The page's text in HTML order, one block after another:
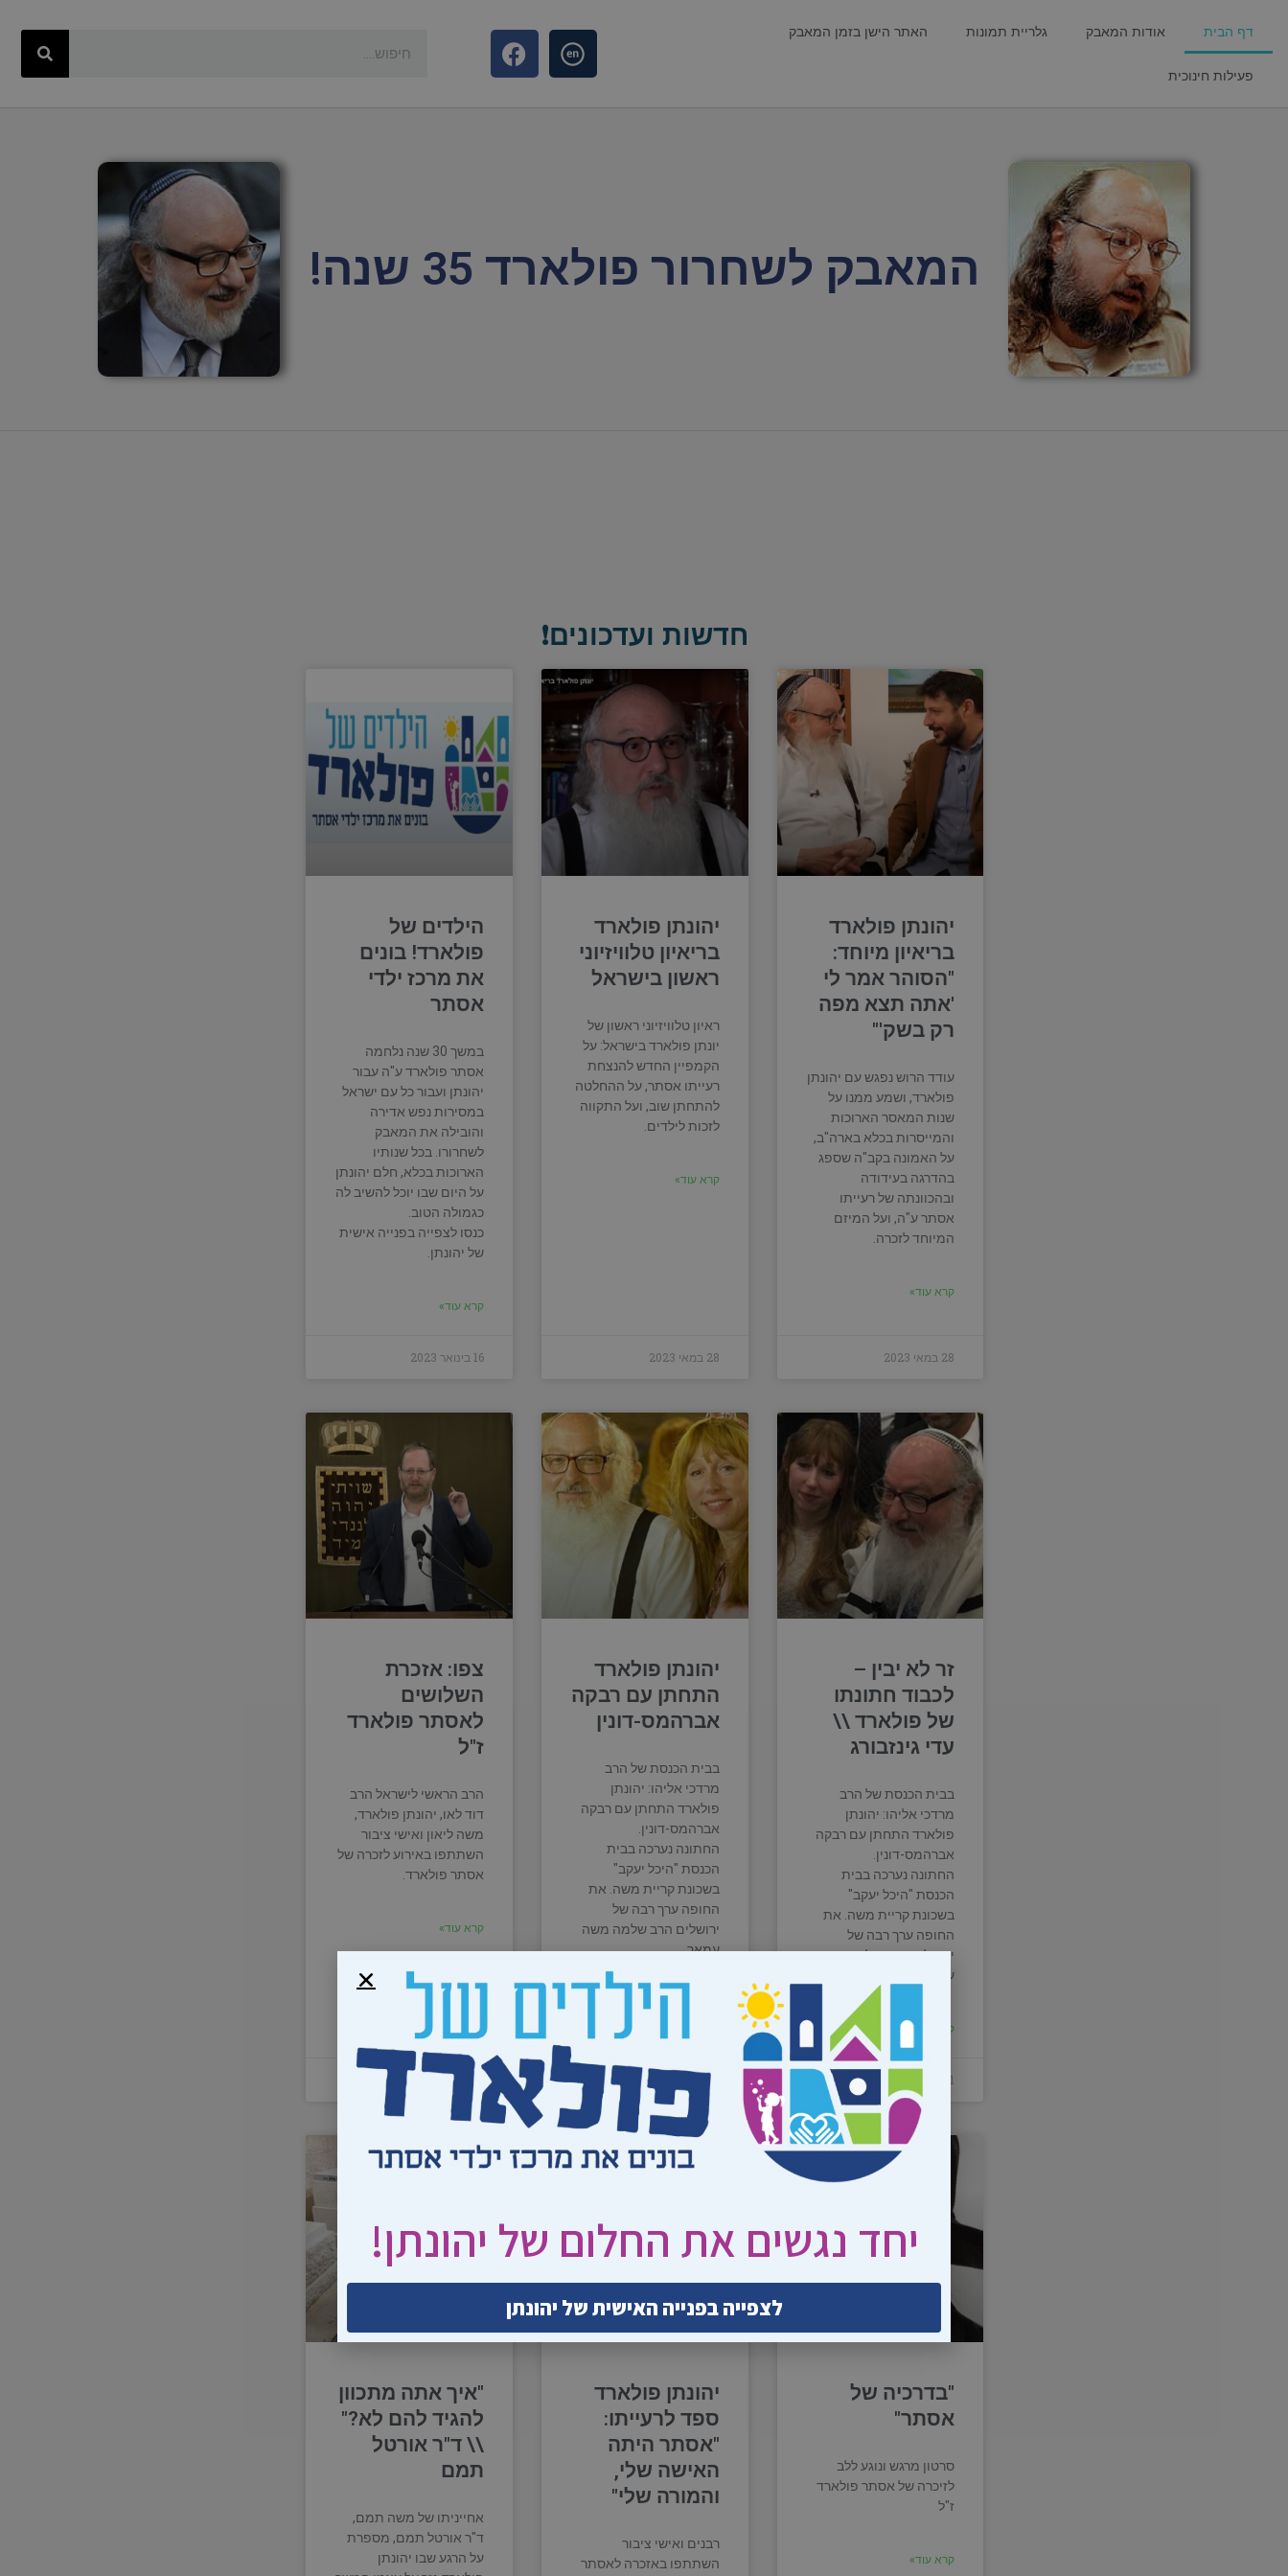
דף הבית אודות המאבק גלריית תמונות האתר הישן בזמן המאבק
פעילות חינוכית
המאבק לשחרור פולארד 35 שנה!
חדשות ועדכונים!
יהונתן פולארד
בריאיון מיוחד:
"הסוהר אמר לי
'אתה תצא מפה
רק בשק'"
עודד הרוש נפגש עם יהונתן
פולארד, ושמע ממנו על
שנות המאסר הארוכות
והמייסרות בכלא בארה"ב,
על האמונה בקב"ה שספג
בהדרגה בעידודה
ובהכוונתה של רעייתו
אסתר ע"ה, ועל המיזם
המיוחד לזכרה.
קרא עוד»
28 במאי 2023
יהונתן פולארד
בריאיון טלוויזיוני
ראשון בישראל
ראיון טלוויזיוני ראשון של
יונתן פולארד בישראל: על
הקמפיין החדש להנצחת
רעייתו אסתר, על ההחלטה
להתחתן שוב, ועל התקווה
לזכות לילדים.
קרא עוד»
28 במאי 2023
הילדים של
פולארד! בונים
את מרכז ילדי
אסתר
במשך 30 שנה נלחמה
אסתר פולארד ע"ה עבור
יהונתן ועבור כל עם ישראל
במסירות נפש אדירה
והובילה את המאבק
לשחרורו. בכל שנותיו
הארוכות בכלא, חלם יהונתן
על היום שבו יוכל להשיב לה
כגמולה הטוב.
כנסו לצפייה בפנייה אישית
של יהונתן.
קרא עוד»
16 בינואר 2023
זר לא יבין –
לכבוד חתונתו
של פולארד \\
עדי גינזבורג
בבית הכנסת של הרב
מרדכי אליהו: יהונתן
פולארד התחתן עם רבקה
אברהמס-דונין.
החתונה נערכה בבית
הכנסת "היכל יעקב"
בשכונת קריית משה. את
החופה ערך רבה של
ירושלים הרב שלמה משה
עמאר.
קרא עוד»
21 באוקטובר 2022
יהונתן פולארד
התחתן עם רבקה
אברהמס-דונין
בבית הכנסת של הרב
מרדכי אליהו: יהונתן
פולארד התחתן עם רבקה
אברהמס-דונין.
החתונה נערכה בבית
הכנסת "היכל יעקב"
בשכונת קריית משה. את
החופה ערך רבה של
ירושלים הרב שלמה משה
עמאר.
20 באוקטובר 2022
צפו: אזכרת
השלושים
לאסתר פולארד
ז"ל
הרב הראשי לישראל הרב
דוד לאו, יהונתן פולארד,
משה ליאון ואישי ציבור
השתתפו באירוע לזכרה של
אסתר פולארד.
קרא עוד»
28 בפברואר 2022
"בדרכיה של
אסתר"
סרטון מרגש ונוגע ללב
לזיכרה של אסתר פולארד
ז"ל
קרא עוד»
יהונתן פולארד
ספד לרעייתו:
"אסתר היתה
האישה שלי,
והמורה שלי"
רבנים ואישי ציבור
השתתפו באזכרה לאסתר
"איך אתה מתכוון
להגיד להם לא?"
\\ ד"ר אורטל
תמם
אחייניתו של משה תמם,
ד"ר אורטל תמם, מספרת
על הרגע שבו יהונתן
יחד נגשים את החלום של יהונתן!
לצפייה בפנייה האישית של יהונתן